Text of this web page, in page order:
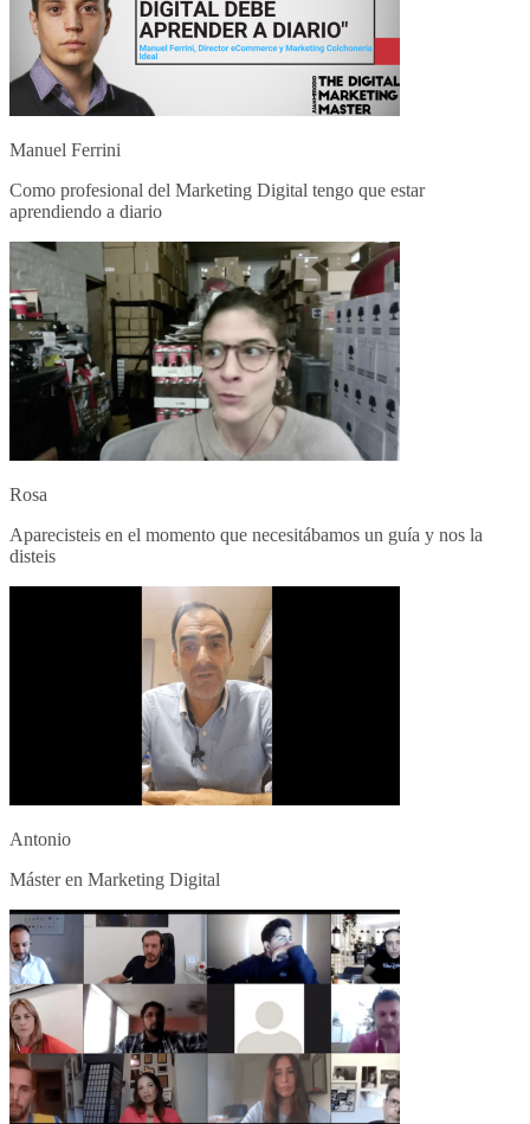
Manuel Ferrini
Como profesional del Marketing Digital tengo que estar
aprendiendo a diario
Rosa
Aparecisteis en el momento que necesitábamos un guía y nos la
disteis
Antonio
Máster en Marketing Digital